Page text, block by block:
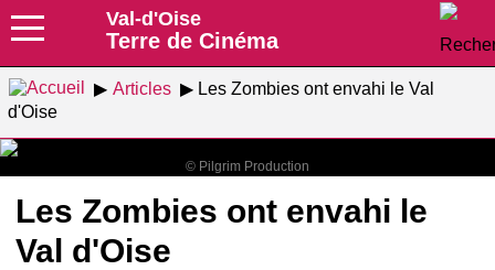
Val-d'Oise
Terre de Cinéma
Articles
Les Zombies ont envahi le Val
d'Oise
© Pilgrim Production
Les Zombies ont envahi le
Val d'Oise